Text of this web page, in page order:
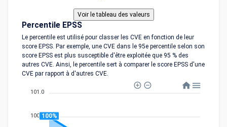
Percentile EPSS
Le percentile est utilisé pour classer les CVE en fonction de leur
score EPSS. Par exemple, une CVE dans le 95e percentile selon son
score EPSS est plus susceptible d'être exploitée que 95 % des
autres CVE. Ainsi, le percentile sert à comparer le score EPSS d'une
CVE par rapport à d'autres CVE.
101.0
100.0100%